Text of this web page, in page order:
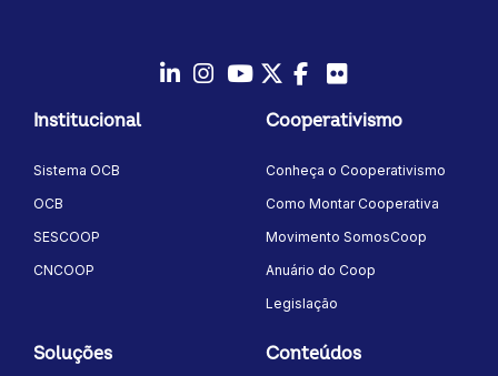
Instagram
YoutubeTwitter/X
Facebook
Institucional
Sistema OCB
OCB
SESCOOP
CNCOOP
Cooperativismo
Conheça o Cooperativismo
Como Montar Cooperativa
Movimento SomosCoop
Anuário do Coop
Legislação
Soluções Conteúdos